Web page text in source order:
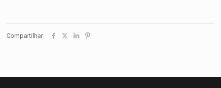
Compartilhar